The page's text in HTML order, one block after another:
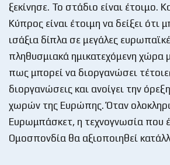
ξεκίνησε. Το στάδιο είναι έτοιμο.
Κύπρος είναι έτοιμη να δείξει ότι
ισάξια δίπλα σε μεγάλες
πληθυσμιακά ημικατεχόμενη χώρα
πως μπορεί να διοργανώσει
διοργανώσεις και ανοίγει την
χωρών της Ευρώπης. Όταν
Ευρωμπάσκετ, η τεχνογνωσία που
Ομοσπονδία θα αξιοποιηθεί